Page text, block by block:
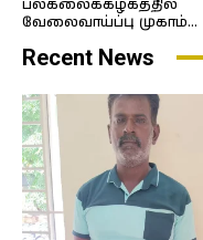
பல்கலைக்கழகத்தில்
வேலைவாய்ப்பு முகாம்…
Recent News